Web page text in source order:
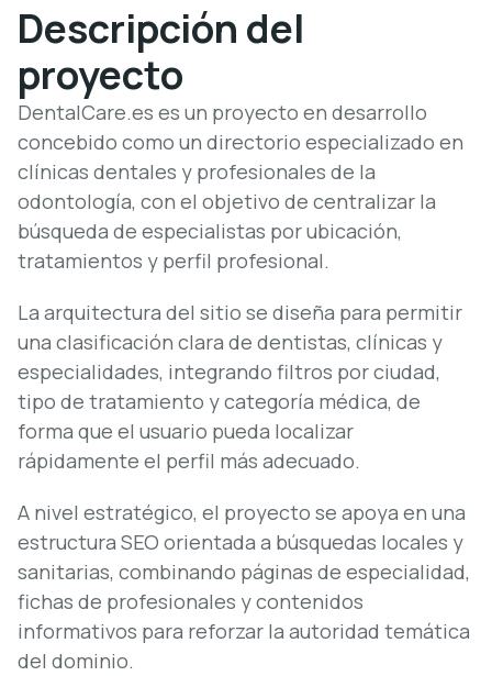
Descripción del
proyecto
DentalCare.es es un proyecto en desarrollo
concebido como un directorio especializado en
clínicas dentales y profesionales de la
odontología, con el objetivo de centralizar la
búsqueda de especialistas por ubicación,
tratamientos y perfil profesional.
La arquitectura del sitio se diseña para permitir
una clasificación clara de dentistas, clínicas y
especialidades, integrando filtros por ciudad,
tipo de tratamiento y categoría médica, de
forma que el usuario pueda localizar
rápidamente el perfil más adecuado.
A nivel estratégico, el proyecto se apoya en una
estructura SEO orientada a búsquedas locales y
sanitarias, combinando páginas de especialidad,
fichas de profesionales y contenidos
informativos para reforzar la autoridad temática
del dominio.